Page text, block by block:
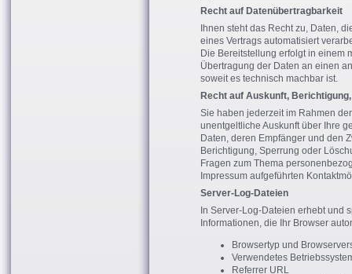
Recht auf Datenübertragbarkeit
Ihnen steht das Recht zu, Daten,
eines Vertrags automatisiert
Die Bereitstellung erfolgt in einem
Übertragung der Daten an einen
soweit es technisch machbar ist.
Recht auf Auskunft,
Sie haben jederzeit im Rahmen
unentgeltliche Auskunft über Ihre
Daten, deren Empfänger und den
Berichtigung, Sperrung oder
Fragen zum Thema
Impressum aufgeführten
Server-Log-Dateien
In Server-Log-Dateien erhebt und
Informationen, die Ihr Browser
Browsertyp und
Verwendetes
Referrer URL